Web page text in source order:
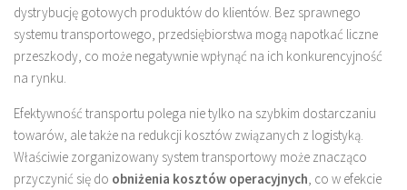
dystrybucję gotowych produktów do klientów. Bez sprawnego
systemu transportowego, przedsiębiorstwa mogą napotkać liczne
przeszkody, co może negatywnie wpłynąć na ich konkurencyjność
na rynku.
Efektywność transportu polega nie tylko na szybkim dostarczaniu
towarów, ale także na redukcji kosztów związanych z logistyką.
Właściwie zorganizowany system transportowy może znacząco
przyczynić się do obniżenia kosztów operacyjnych , co w efekcie